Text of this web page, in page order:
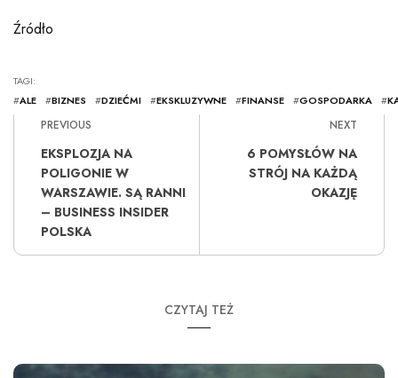
Źródło
TAGI:
#ALE #BIZNES #DZIEĆMI #EKSKLUZYWNE #FINANSE #GOSPODARKA #
PREVIOUS
EKSPLOZJA NA
POLIGONIE W
WARSZAWIE. SĄ RANNI
– BUSINESS INSIDER
POLSKA
NEXT
6 POMYSŁÓW NA
STRÓJ NA KAŻDĄ
OKAZJĘ
CZYTAJ TEŻ